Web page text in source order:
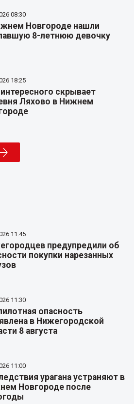
08:30
Новгороде нашли
8-летнюю девочку
18:25
скрывает
Ляхово в Нижнем
11:45
предупредили об
покупки нарезанных
11:30
опасность
в Нижегородской
8 августа
11:00
урагана устраняют в
Новгороде после